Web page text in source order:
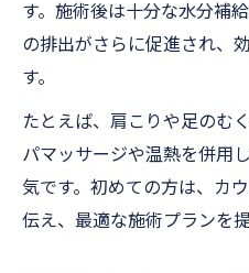
す。施術後は十分な水分補
の排出がさらに促進され、
す。
たとえば、肩こりや足のむ
パマッサージや温熱を併用
気です。初めての方は、カ
伝え、最適な施術プランを